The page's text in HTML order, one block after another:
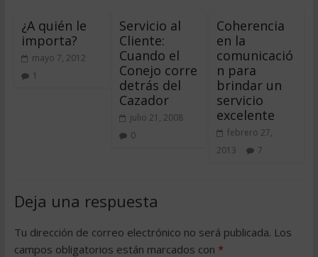
¿A quién le
importa?
mayo 7, 2012
1
Servicio al
Cliente:
Cuando el
Conejo corre
detrás del
Cazador
julio 21, 2008
0
Coherencia
en la
comunicació
n para
brindar un
servicio
excelente
febrero 27,
2013
7
Deja una respuesta
Tu dirección de correo electrónico no será publicada. Los
campos obligatorios están marcados con *